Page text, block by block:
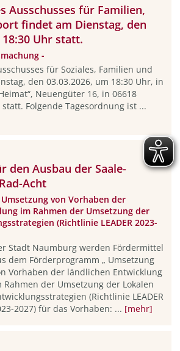
Ausschusses für Familien,
findet am Dienstag, den
Uhr statt.
-
für Soziales, Familien und
den 03.03.2026, um 18:30 Uhr, in
Neuengüter 16, in 06618
Folgende Tagesordnung ist ...
den Ausbau der Saale-
Acht
von Vorhaben der
im Rahmen der Umsetzung der
(Richtlinie LEADER 2023-
Stadt Naumburg werden Fördermittel
dem Förderprogramm „ Umsetzung
Vorhaben der ländlichen Entwicklung
Rahmen der Umsetzung der Lokalen
(Richtlinie LEADER
2027) für das Vorhaben: ... [mehr]